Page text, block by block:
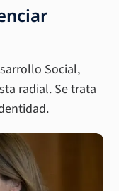
Social,
radial. Se trata